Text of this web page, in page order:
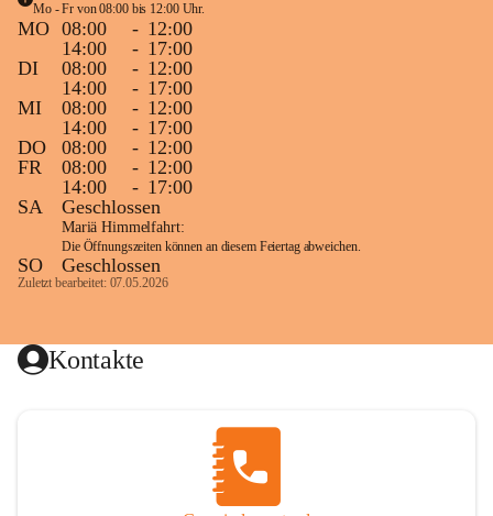
Mo - Fr von 08:00 bis 12:00 Uhr.
MO 08:00 - 12:00
14:00
- 17:00
DI
08:00 - 12:00
14:00
- 17:00
MI
08:00 - 12:00
14:00
- 17:00
DO
08:00 - 12:00
FR
08:00 - 12:00
14:00
- 17:00
SA
Geschlossen
Mariä Himmelfahrt:
Die Öffnungszeiten können an diesem Feiertag abweichen.
SO Geschlossen
Zuletzt bearbeitet: 07.05.2026
Kontakte